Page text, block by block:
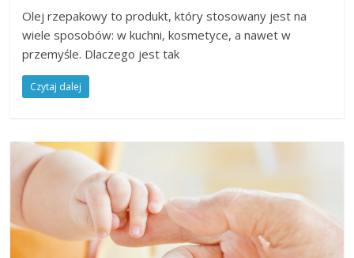
Olej rzepakowy to produkt, który stosowany jest na
wiele sposobów: w kuchni, kosmetyce, a nawet w
przemyśle. Dlaczego jest tak
Czytaj dalej